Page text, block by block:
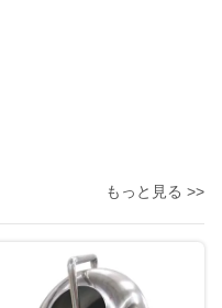
もっと見る >>